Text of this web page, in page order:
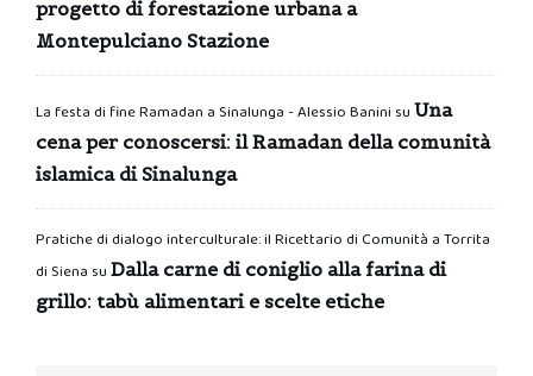
progetto di forestazione urbana a
Montepulciano Stazione
La festa di fine Ramadan a Sinalunga - Alessio Banini su Una
cena per conoscersi: il Ramadan della comunità
islamica di Sinalunga
Pratiche di dialogo interculturale: il Ricettario di Comunità a Torrita
di Siena su Dalla carne di coniglio alla farina di
grillo: tabù alimentari e scelte etiche